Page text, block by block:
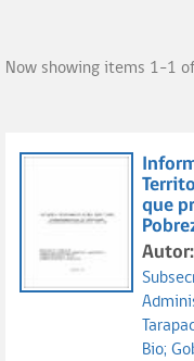
Now showing items 1-1
que
Autor:
Bio;